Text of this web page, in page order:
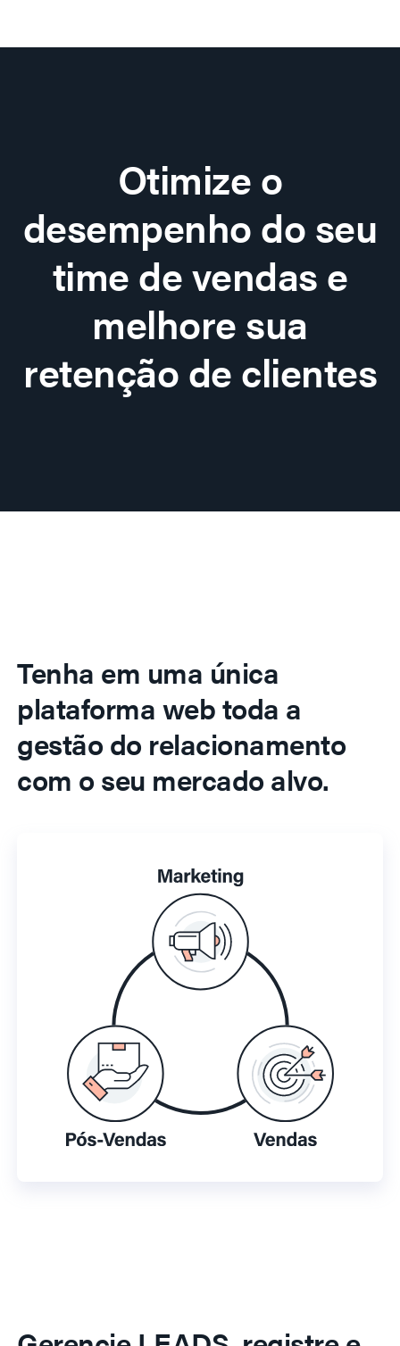
Otimize o
desempenho do seu
time de vendas e
melhore sua
retenção de clientes
Tenha em uma única
plataforma web toda a
gestão do relacionamento
com o seu mercado alvo.